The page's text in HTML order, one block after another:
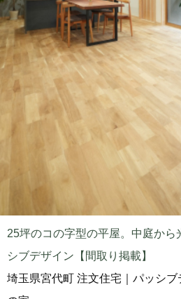
25坪のコの字型の平屋。中庭から
シブデザイン【間取り掲載】
埼玉県宮代町 注文住宅｜パッシ